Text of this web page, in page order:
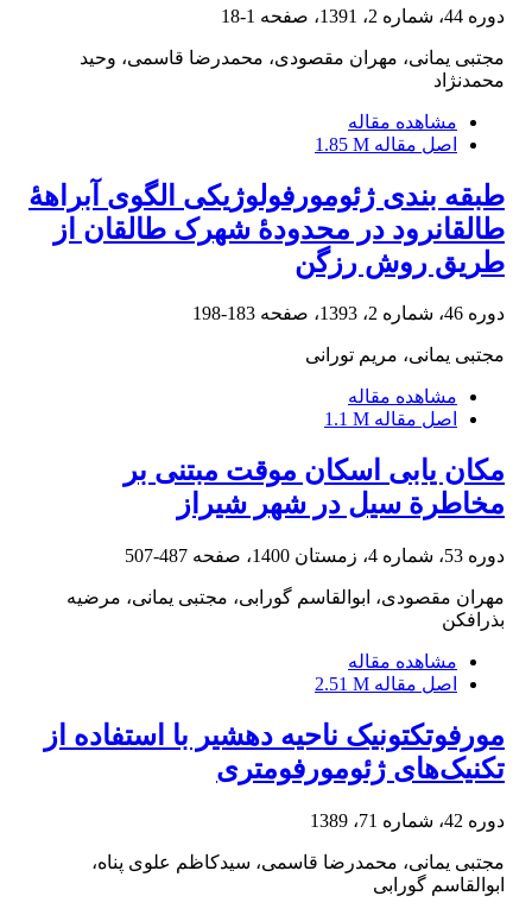
دوره 44، شماره 2، 1391، صفحه 1-18
مجتبی یمانی، مهران مقصودی، محمدرضا قاسمی، وحید
محمدنژاد
مشاهده مقاله
اصل مقاله 1.85 M
طبقه بندی ژئومورفولوژیکی الگوی آبراهۀ
طالقان‎رود در محدودۀ شهرک طالقان از
طریق روش رزگن
دوره 46، شماره 2، 1393، صفحه 183-198
مجتبی یمانی، مریم تورانی
مشاهده مقاله
اصل مقاله 1.1 M
مکان ‏یابی اسکان موقت مبتنی بر
مخاطرة سیل در شهر شیراز
دوره 53، شماره 4، زمستان 1400، صفحه 487-507
مهران مقصودی، ابوالقاسم گورابی، مجتبی یمانی، مرضیه
بذرافکن
مشاهده مقاله
اصل مقاله 2.51 M
مورفوتکتونیک ناحیه دهشیر با استفاده از
تکنیک‌های ژئومورفومتری
دوره 42، شماره 71، 1389
مجتبی یمانی، محمدرضا قاسمی، سیدکاظم علوی پناه،
ابوالقاسم گورابی